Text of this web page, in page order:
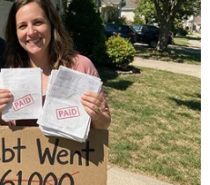
đấu giá tranh để góp quỹ từ
đặc biệt tại Việt Nam. (Ảnh:
Vietnam+)
tại Sydney, ngày 30/5,